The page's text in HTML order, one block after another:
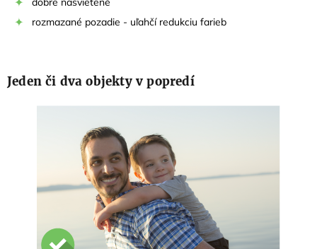
rozmazané pozadie - uľahčí redukciu farieb
Jeden či dva objekty v popredí